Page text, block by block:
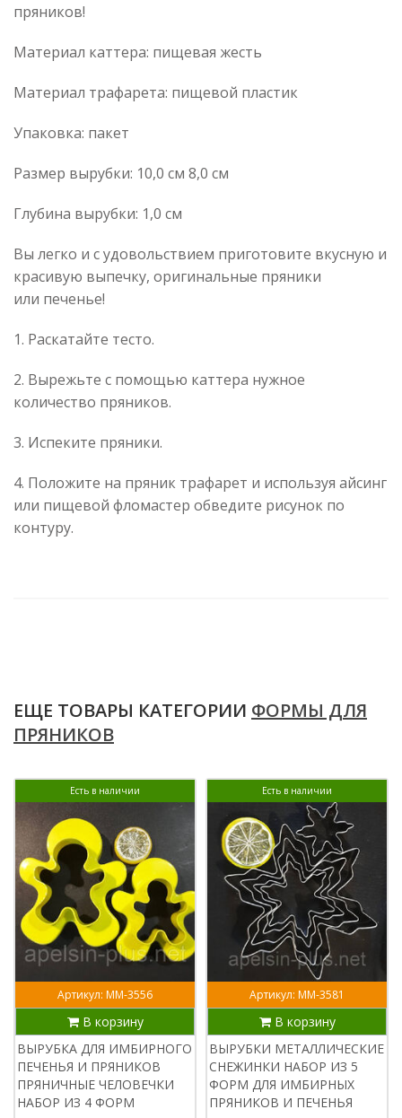
пряников!
Материал каттера: пищевая жесть
Материал трафарета: пищевой пластик
Упаковка: пакет
Размер вырубки: 10,0 см 8,0 см
Глубина вырубки: 1,0 см
Вы легко и с удовольствием приготовите вкусную и
красивую выпечку, оригинальные пряники
или печенье!
1. Раскатайте тесто.
2. Вырежьте с помощью каттера нужное
количество пряников.
3. Испеките пряники.
4. Положите на пряник трафарет и используя айсинг
или пищевой фломастер обведите рисунок по
контуру.
ЕЩЕ ТОВАРЫ КАТЕГОРИИ ФОРМЫ ДЛЯ
ПРЯНИКОВ
Есть в наличии
Артикул: ММ-3556
В корзину
ВЫРУБКА ДЛЯ ИМБИРНОГО
ПЕЧЕНЬЯ И ПРЯНИКОВ
ПРЯНИЧНЫЕ ЧЕЛОВЕЧКИ
НАБОР ИЗ 4 ФОРМ
Есть в наличии
Артикул: ММ-3581
В корзину
ВЫРУБКИ МЕТАЛЛИЧЕСКИЕ
СНЕЖИНКИ НАБОР ИЗ 5
ФОРМ ДЛЯ ИМБИРНЫХ
ПРЯНИКОВ И ПЕЧЕНЬЯ